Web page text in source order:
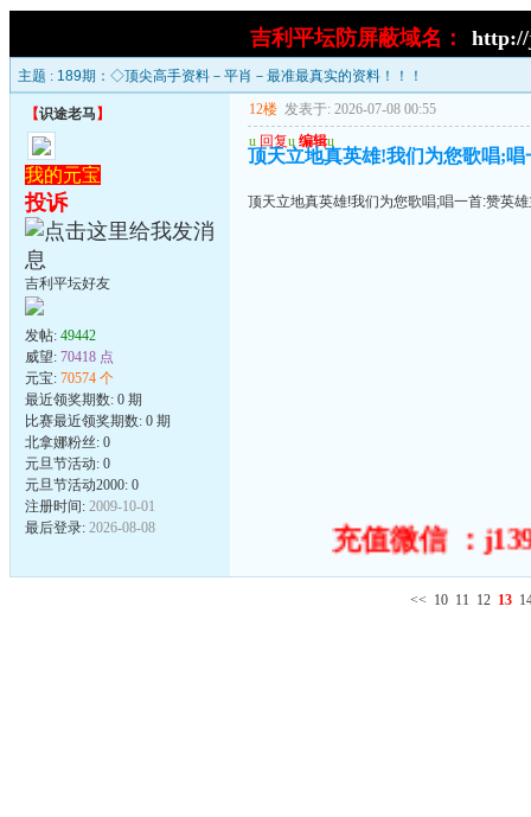
吉利平坛防屏蔽域名： http://
主题 : 189期：◇顶尖高手资料－平肖－最准最真实的资料！！！
【识途老马 】
我的元宝
投诉
吉利平坛好友
发帖: 49442
威望: 70418 点
元宝: 70574 个
最近领奖期数: 0 期
比赛最近领奖期数: 0 期
北拿娜粉丝: 0
元旦节活动: 0
元旦节活动2000: 0
注册时间: 2009-10-01
最后登录: 2026-08-08
12楼 发表于: 2026-07-08 00:55
u 回复u 编辑u
顶天立地真英雄!我们为您歌唱;
顶天立地真英雄!我们为您歌唱;唱一首:赞英
充值微信 ：
<< 10 11 12 13